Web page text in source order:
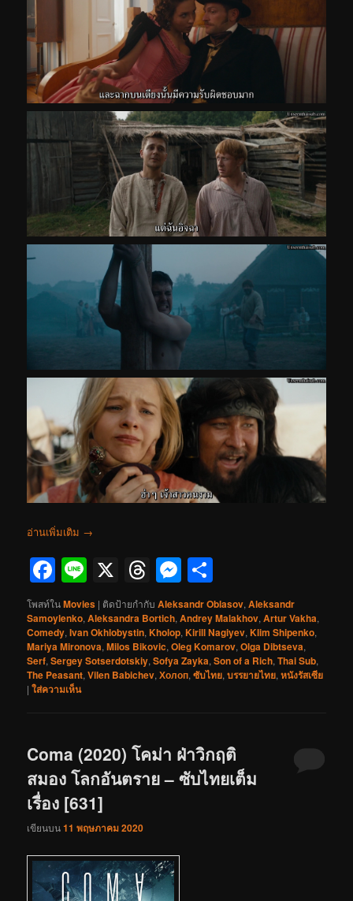
อ่านเพิ่มเติม →
Facebook
Line
X Threads
Messenger
โพสท์ในMovies | ติดป้ายกำกับ Aleksandr Oblasov,Aleksandr
Samoylenko,Aleksandra Bortich,Andrey Malakhov,Artur Vakha,
Comedy,Ivan Okhlobystin,Kholop,Kirill Nagiyev,Klim Shipenko,
Mariya Mironova,Milos Bikovic,Oleg Komarov,Olga Dibtseva,
Serf,Sergey Sotserdotskiy,Sofya Zayka,Son of a Rich,Thai Sub,
The Peasant,Vilen Babichev,Холоп,ซับไทย,บรรยายไทย,หนังรัสเซีย
|ใส่ความเห็น
Coma (2020) โคม่า ฝ่าวิกฤติ
สมอง โลกอันตราย – ซับไทยเต็ม
เรื่อง [631]
เขียนบน11 พฤษภาคม 2020